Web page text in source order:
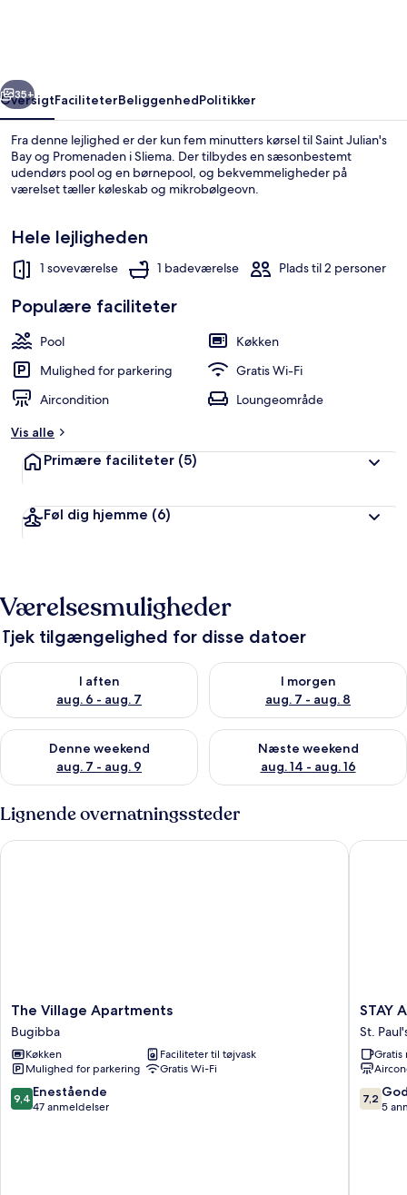
Næste
35+
OversigtFaciliteterBeliggenhedPolitikker
Fra denne lejlighed er der kun fem minutters kørsel til Saint Julian's
Bay og Promenaden i Sliema. Der tilbydes en sæsonbestemt
udendørs pool og en børnepool, og bekvemmeligheder på
værelset tæller køleskab og mikrobølgeovn.
Hele lejligheden
1 soveværelse 1 badeværelse Plads til 2 personer
Populære faciliteter
Pool
Køkken
Mulighed for parkering
Gratis Wi-Fi
Aircondition
Loungeområde
Vis alle
Primære faciliteter (5)
Føl dig hjemme (6)
Værelsesmuligheder
Tjek tilgængelighed for disse datoer
I aften
aug. 6 - aug. 7
Tjek tilgængelighed for i aften aug. 6 - aug. 7
I morgen
aug. 7 - aug. 8
Tjek tilgængelighed for i
Denne weekend
aug. 7 - aug. 9
Tjek tilgængelighed for denne weekend aug. 7 - aug. 9
Næste weekend
aug. 14 - aug. 16
Tjek tilgængelighed for næste
Lignende overnatningssteder
The
Village
Apartments
Bugibba
The Village Apartments
Bugibba
Køkken
Faciliteter til tøjvask
Mulighed for parkering
Gratis Wi-Fi
9.4
ud
9,4 Enestående
47 anmeldelser
The Village Apartments
STAY
AT
9020
St.
Paul's
Bay
STAY
St.
Gratis
7.2
ud
7,2
5
STAY